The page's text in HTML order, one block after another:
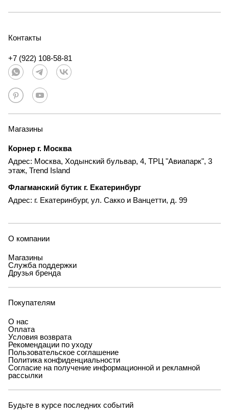
Контакты
+7 (922) 108-58-81
Магазины
Корнер г. Москва
Адрес: Москва, Ходынский бульвар, 4, ТРЦ "Авиапарк", 3
этаж, Trend Island
Флагманский бутик г. Екатеринбург
Адрес: г. Екатеринбург, ул. Сакко и Ванцетти, д. 99
О компании
Магазины
Служба поддержки
Друзья бренда
Покупателям
О нас
Оплата
Условия возврата
Рекомендации по уходу
Пользовательское соглашение
Политика конфиденциальности
Согласие на получение информационной и рекламной
рассылки
Будьте в курсе последних событий